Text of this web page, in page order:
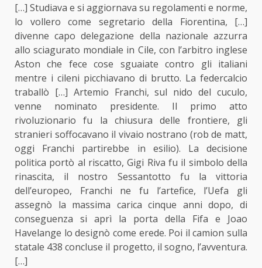
[…] Studiava e si aggiornava su regolamenti e norme,
lo vollero come segretario della Fiorentina, […]
divenne capo delegazione della nazionale azzurra
allo sciagurato mondiale in Cile, con l’arbitro inglese
Aston che fece cose sguaiate contro gli italiani
mentre i cileni picchiavano di brutto. La federcalcio
traballò […] Artemio Franchi, sul nido del cuculo,
venne nominato presidente. Il primo atto
rivoluzionario fu la chiusura delle frontiere, gli
stranieri soffocavano il vivaio nostrano (rob de matt,
oggi Franchi partirebbe in esilio). La decisione
politica portò al riscatto, Gigi Riva fu il simbolo della
rinascita, il nostro Sessantotto fu la vittoria
dell’europeo, Franchi ne fu l’artefice, l’Uefa gli
assegnò la massima carica cinque anni dopo, di
conseguenza si aprì la porta della Fifa e Joao
Havelange lo designò come erede. Poi il camion sulla
statale 438 concluse il progetto, il sogno, l’avventura.
[…]